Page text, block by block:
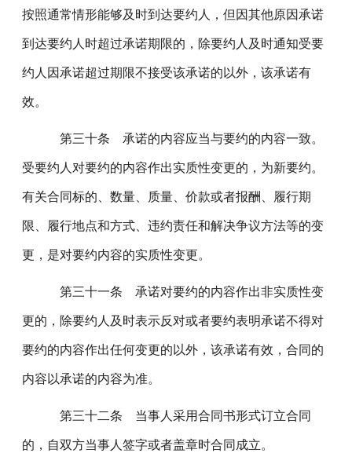
按照通常情形能够及时到达要约人，但因其他原因承诺
到达要约人时超过承诺期限的，除要约人及时通知受要
约人因承诺超过期限不接受该承诺的以外，该承诺有
效。
第三十条 承诺的内容应当与要约的内容一致。
受要约人对要约的内容作出实质性变更的，为新要约。
有关合同标的、数量、质量、价款或者报酬、履行期
限、履行地点和方式、违约责任和解决争议方法等的变
更，是对要约内容的实质性变更。
第三十一条 承诺对要约的内容作出非实质性变
更的，除要约人及时表示反对或者要约表明承诺不得对
要约的内容作出任何变更的以外，该承诺有效，合同的
内容以承诺的内容为准。
第三十二条 当事人采用合同书形式订立合同
的，自双方当事人签字或者盖章时合同成立。